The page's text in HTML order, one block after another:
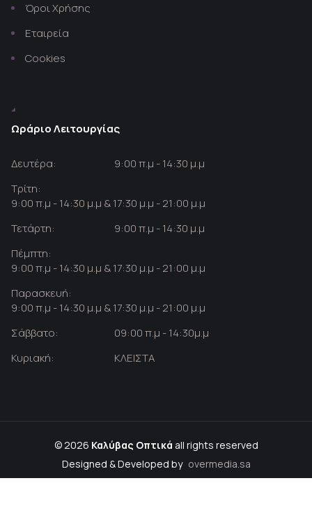
Όροι Χρήσης
Εταιρεία
Cookies
Ωράριο Λειτουργίας
Δευτέρα:
9:00 π.μ - 14:30 μ.μ
Τρίτη:
9:00 π.μ - 14:30 μ.μ & 17:30 μ.μ - 21:00 μ.μ
Τετάρτη:
9:00 π.μ - 14:30 μ.μ
Πέμπτη:
9:00 π.μ - 14:30 μ.μ & 17:30 μ.μ - 21:00 μ.μ
Παρασκευή:
9:00 π.μ - 14:30 μ.μ & 17:30 μ.μ - 21:00 μ.μ
Σάββατο:
09:00 π.μ - 14:30μ.μ
Κυριακή:
ΚΛΕΙΣΤΑ
© 2026 Καλύβας Οπτικά all rights reserved
Designed & Developed by overmedia.sa